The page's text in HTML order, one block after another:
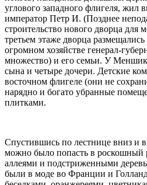
углового западного флигеля, жил
император Петр И. (Позднее
строительство нового дворца для
третьем этаже дворца
огромном хозяйстве генерал-
множество) и его семьи. У
сына и четыре дочери. Детские
восточном флигеле (они не
нарядно и богато убранные
плитками.
Спустившись по лестнице вниз и
можно было попасть в роскошный
аллеями и подстриженными
были в моде во Франции и